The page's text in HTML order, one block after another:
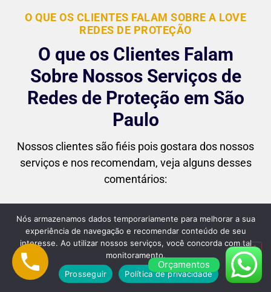
O QUE OS CLIENTES FALAM SOBRE A LOVE
REDES DE PROTEÇÃO
O que os Clientes Falam
Sobre Nossos Serviços de
Redes de Proteção em São
Paulo
Nossos clientes são fiéis pois gostara dos nossos
serviços e nos recomendam, veja alguns desses
comentários:
"Superou minhas expectativas! Desde o
primeiro contato até a instalação final, o
atendimento foi impecável. As redes
Orçamentos
Nós armazenamos dados temporariamente para melhorar a sua
experiência de navegação e recomendar conteúdo de seu
interesse. Ao utilizar nossos serviços, você concorda com tal
monitoramento.
Prosseguir
Política de privacidade